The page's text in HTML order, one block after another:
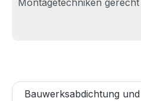
Montagetechniken
Bauwerksabdichtung